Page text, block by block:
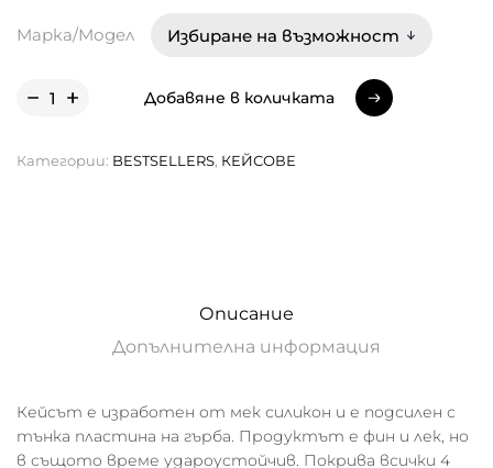
Марка/Модел
Добавяне в количката
Категории: BESTSELLERS, КЕЙСОВЕ
Описание
Допълнителна информация
Кейсът е изработен от мек силикон и е подсилен с
тънка пластина на гърба. Продуктът е фин и лек, но
в същото време удароустойчив. Покрива всички 4